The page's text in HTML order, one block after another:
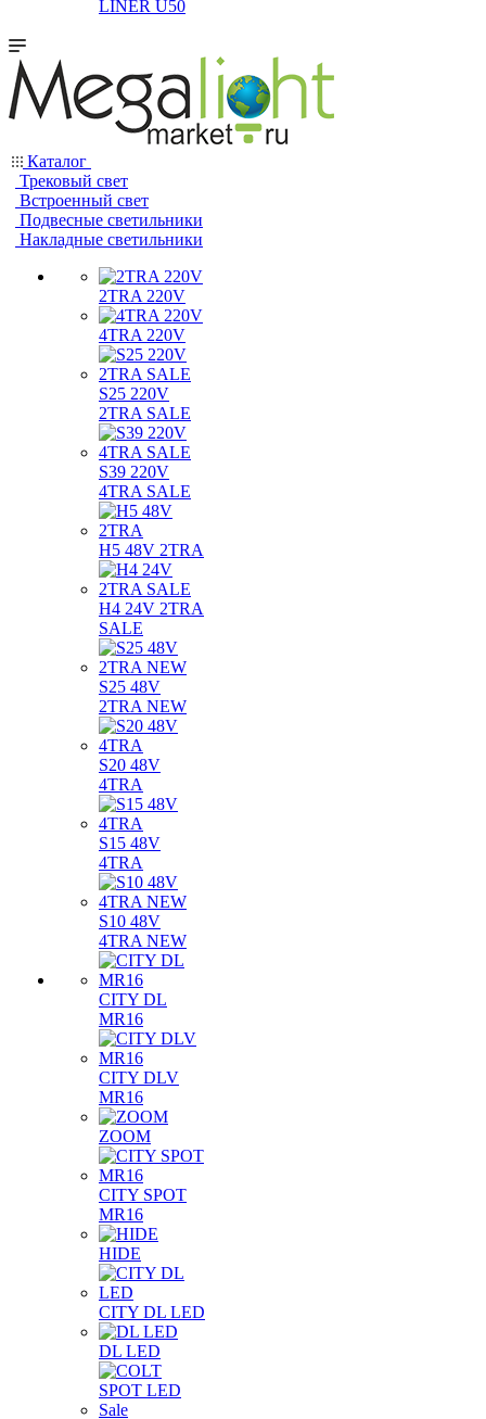
LINER U50
Каталог
Трековый свет
Встроенный свет
Подвесные светильники
Накладные светильники
2TRA 220V
4TRA 220V
S25 220V
2TRA SALE
S39 220V
4TRA SALE
H5 48V 2TRA
H4 24V 2TRA
SALE
S25 48V
2TRA NEW
S20 48V
4TRA
S15 48V
4TRA
S10 48V
4TRA NEW
CITY DL
MR16
CITY DLV
MR16
ZOOM
CITY SPOT
MR16
HIDE
CITY DL LED
DL LED